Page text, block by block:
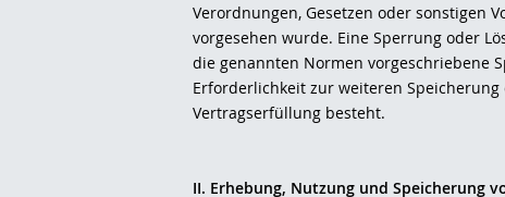
Verordnungen, Gesetzen oder sonstigen
vorgesehen wurde. Eine Sperrung oder
die genannten Normen vorgeschriebene
Erforderlichkeit zur weiteren
Vertragserfüllung besteht.
II. Erhebung, Nutzung und Speicherung